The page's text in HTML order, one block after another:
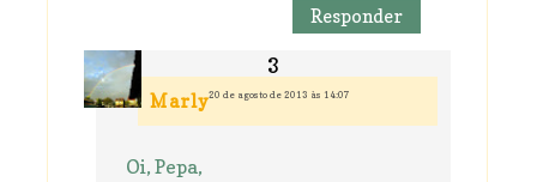
Responder
Marly20 de agosto de 2013 às 14:07
Oi, Pepa,